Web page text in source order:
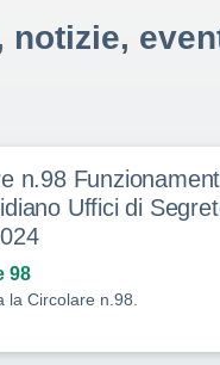
notizie,
n.98
Uffici di
98
la Circolare n.98.